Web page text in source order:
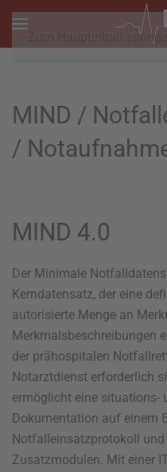
Zum Hauptinhalt
MIND /
/
MIND 4.0
Der Minimale
Kerndatensatz, der eine
autorisierte Menge an
Merkmalsbeschreibungen
der prähospitalen
Notarztdienst erforderlich
ermöglicht eine situations-
Dokumentation auf einem
Notfalleinsatzprotokoll und
Zusatzmodulen. Mit einer